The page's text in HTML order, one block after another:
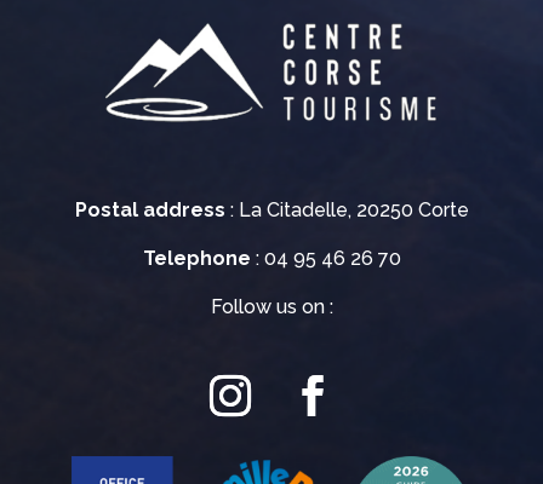
Postal address : La Citadelle, 20250 Corte
Telephone : 04 95 46 26 70
Follow us on :